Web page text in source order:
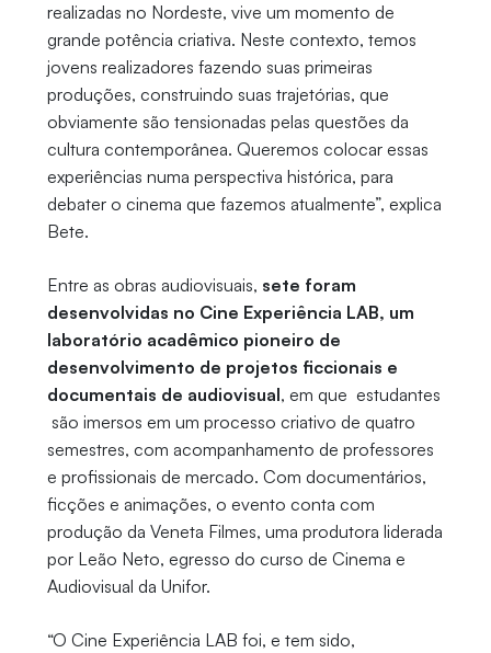
realizadas no Nordeste, vive um momento de
grande potência criativa. Neste contexto, temos
jovens realizadores fazendo suas primeiras
produções, construindo suas trajetórias, que
obviamente são tensionadas pelas questões da
cultura contemporânea. Queremos colocar essas
experiências numa perspectiva histórica, para
debater o cinema que fazemos atualmente”, explica
Bete.
Entre as obras audiovisuais, sete foram
desenvolvidas no Cine Experiência LAB, um
laboratório acadêmico pioneiro de
desenvolvimento de projetos ficcionais e
documentais de audiovisual, em que estudantes
são imersos em um processo criativo de quatro
semestres, com acompanhamento de professores
e profissionais de mercado. Com documentários,
ficções e animações, o evento conta com
produção da Veneta Filmes, uma produtora liderada
por Leão Neto, egresso do curso de Cinema e
Audiovisual da Unifor.
“O Cine Experiência LAB foi, e tem sido,